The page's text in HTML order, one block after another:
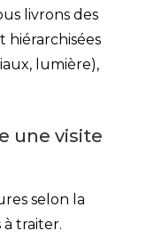
livrons des
hiérarchisées
lumière),
une visite
selon la
traiter.